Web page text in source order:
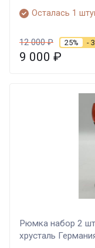
Осталась 1
12 000₽ 25% -
9 000 ₽
Рюмка набор 2
хрусталь